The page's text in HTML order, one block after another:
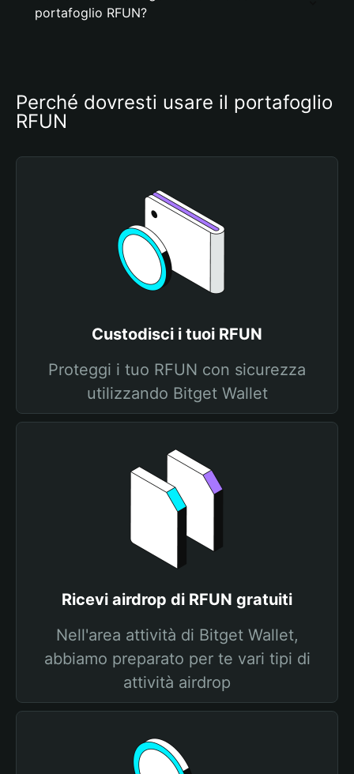
portafoglio RFUN?
Perché dovresti usare il portafoglio
RFUN
Custodisci i tuoi RFUN
Proteggi i tuo RFUN con sicurezza
utilizzando Bitget Wallet
Ricevi airdrop di RFUN gratuiti
Nell'area attività di Bitget Wallet,
abbiamo preparato per te vari tipi di
attività airdrop